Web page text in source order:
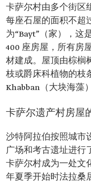
卡萨尔村由多个街区
每座石屋的面积不超
为“Bayt”（家），这
400 座房屋，所有房
材建成。屋顶由棕榈
枝或爵床科植物的枝
Khabban（大块海藻）
卡萨尔遗产村房屋
沙特阿拉伯按照城市
广场和考古遗址进行
卡萨尔村成为一处文
年夏季开始时法拉桑